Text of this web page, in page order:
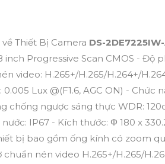
Thiết Bị Camera DS-
inch Progressive Scan CMOS - Độ
video: H.265+/H.265/H.264+/
Lux @(F1.6, AGC ON) -
chống ngược sáng thực WDR:
IP67 - Kích thước: Φ 180 x
bị bao gồm ống kính có zoom
chuẩn nén video H.265+/H.265/